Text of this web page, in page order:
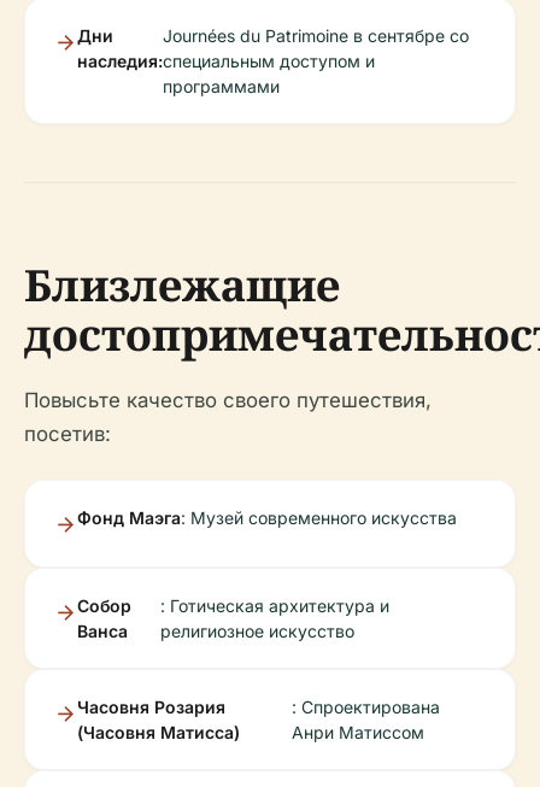
Дни
наследия:
Journées du Patrimoine в сентябре со
специальным доступом и
программами
Близлежащие
Повысьте качество своего путешествия,
посетив:
Фонд Маэга: Музей современного искусства
Собор
Ванса
: Готическая архитектура и
религиозное искусство
Часовня Розария
(Часовня Матисса)
: Спроектирована
Анри Матиссом